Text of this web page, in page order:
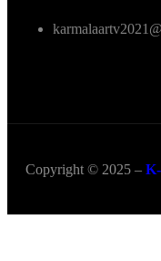
Copyright © 2025 –